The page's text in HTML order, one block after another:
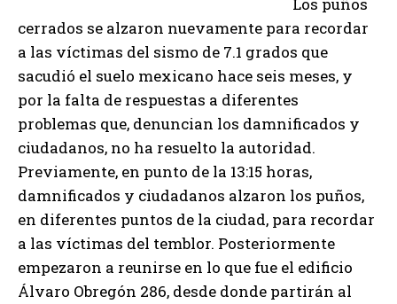
Los puños
cerrados se alzaron nuevamente para recordar
a las víctimas del sismo de 7.1 grados que
sacudió el suelo mexicano hace seis meses, y
por la falta de respuestas a diferentes
problemas que, denuncian los damnificados y
ciudadanos, no ha resuelto la autoridad.
Previamente, en punto de la 13:15 horas,
damnificados y ciudadanos alzaron los puños,
en diferentes puntos de la ciudad, para recordar
a las víctimas del temblor. Posteriormente
empezaron a reunirse en lo que fue el edificio
Álvaro Obregón 286, desde donde partirán al